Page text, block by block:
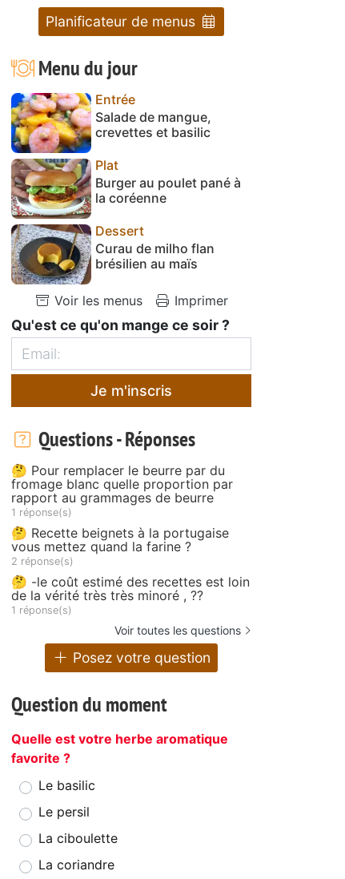
Planificateur de menus
Menu du jour
Entrée
Salade de mangue,
crevettes et basilic
Plat
Burger au poulet pané à
la coréenne
Dessert
Curau de milho flan
brésilien au maïs
Voir les menus Imprimer
Qu'est ce qu'on mange ce soir ?
Je m'inscris
Questions - Réponses
🤔 Pour remplacer le beurre par du
fromage blanc quelle proportion par
rapport au grammages de beurre
1 réponse(s)
🤔 Recette beignets à la portugaise
vous mettez quand la farine ?
2 réponse(s)
🤔 -le coût estimé des recettes est loin
de la vérité très très minoré , ??
1 réponse(s)
Voir toutes les questions
Posez votre question
Question du moment
Quelle est votre herbe aromatique
favorite ?
Le basilic
Le persil
La ciboulette
La coriandre